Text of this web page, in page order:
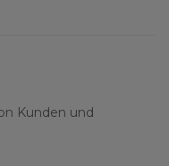
Kunden und